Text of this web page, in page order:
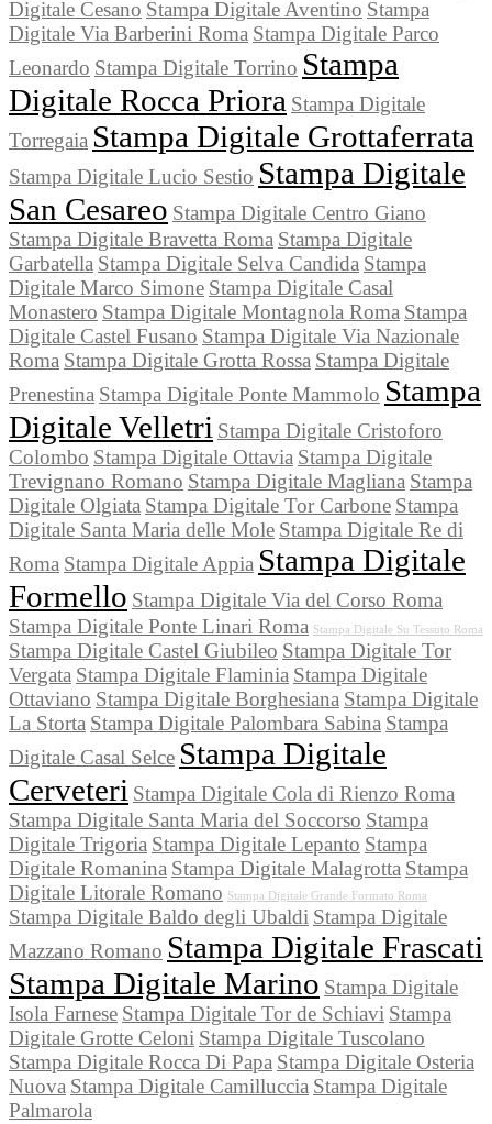
Digitale Cesano Stampa Digitale Aventino Stampa
Digitale Via Barberini Roma Stampa Digitale Parco
Leonardo Stampa Digitale Torrino Stampa
Digitale Rocca Priora Stampa Digitale
Torregaia Stampa Digitale Grottaferrata
Stampa Digitale Lucio Sestio Stampa Digitale
San Cesareo Stampa Digitale Centro Giano
Stampa Digitale Bravetta Roma Stampa Digitale
Garbatella Stampa Digitale Selva Candida Stampa
Digitale Marco Simone Stampa Digitale Casal
Monastero Stampa Digitale Montagnola Roma Stampa
Digitale Castel Fusano Stampa Digitale Via Nazionale
Roma Stampa Digitale Grotta Rossa Stampa Digitale
Prenestina Stampa Digitale Ponte Mammolo Stampa
Digitale Velletri Stampa Digitale Cristoforo
Colombo Stampa Digitale Ottavia Stampa Digitale
Trevignano Romano Stampa Digitale Magliana Stampa
Digitale Olgiata Stampa Digitale Tor Carbone Stampa
Digitale Santa Maria delle Mole Stampa Digitale Re di
Roma Stampa Digitale Appia Stampa Digitale
Formello Stampa Digitale Via del Corso Roma
Stampa Digitale Ponte Linari Roma Stampa Digitale Su Tessuto Roma
Stampa Digitale Castel Giubileo Stampa Digitale Tor
Vergata Stampa Digitale Flaminia Stampa Digitale
Ottaviano Stampa Digitale Borghesiana Stampa Digitale
La Storta Stampa Digitale Palombara Sabina Stampa
Digitale Casal Selce Stampa Digitale
Cerveteri Stampa Digitale Cola di Rienzo Roma
Stampa Digitale Santa Maria del Soccorso Stampa
Digitale Trigoria Stampa Digitale Lepanto Stampa
Digitale Romanina Stampa Digitale Malagrotta Stampa
Digitale Litorale Romano Stampa Digitale Grande Formato Roma
Stampa Digitale Baldo degli Ubaldi Stampa Digitale
Mazzano Romano Stampa Digitale Frascati
Stampa Digitale Marino Stampa Digitale
Isola Farnese Stampa Digitale Tor de Schiavi Stampa
Digitale Grotte Celoni Stampa Digitale Tuscolano
Stampa Digitale Rocca Di Papa Stampa Digitale Osteria
Nuova Stampa Digitale Camilluccia Stampa Digitale
Palmarola